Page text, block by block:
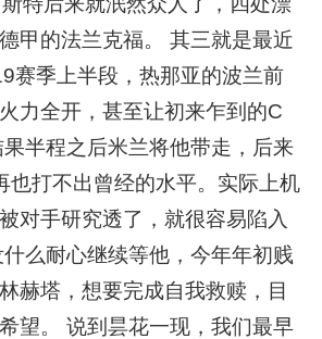
甲的法兰克福。 其三就是最近
赛季上半段，热那亚的波兰前
力全开，甚至让初来乍到的C
半程之后米兰将他带走，后来
也打不出曾经的水平。实际上机
对手研究透了，就很容易陷入
么耐心继续等他，今年年初贱
赫塔，想要完成自我救赎，目
望。 说到昙花一现，我们最早